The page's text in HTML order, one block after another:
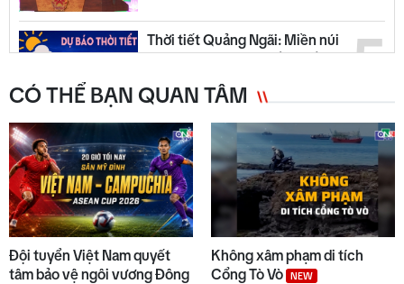
5
Thời tiết Quảng Ngãi: Miền núi
có mưa dông, đồng bằng nắng
6
Quyết liệt tháo gỡ các dự án tồn
đọng, kéo dài
7
Trường biên giới sẵn sàng đón
năm học mới
CÓ THỂ BẠN QUAN TÂM
Đội tuyển Việt Nam quyết
tâm bảo vệ ngôi vương Đông
Không xâm phạm di tích
Cổng Tò Vò
NEW